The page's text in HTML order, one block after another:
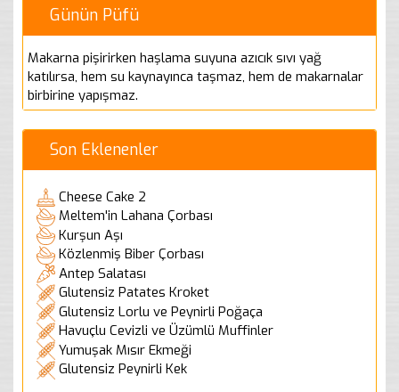
Günün Püfü
Makarna pişirirken haşlama suyuna azıcık sıvı yağ
katılırsa, hem su kaynayınca taşmaz, hem de makarnalar
birbirine yapışmaz.
Son Eklenenler
Cheese Cake 2
Meltem'in Lahana Çorbası
Kurşun Aşı
Közlenmiş Biber Çorbası
Antep Salatası
Glutensiz Patates Kroket
Glutensiz Lorlu ve Peynirli Poğaça
Havuçlu Cevizli ve Üzümlü Muffinler
Yumuşak Mısır Ekmeği
Glutensiz Peynirli Kek